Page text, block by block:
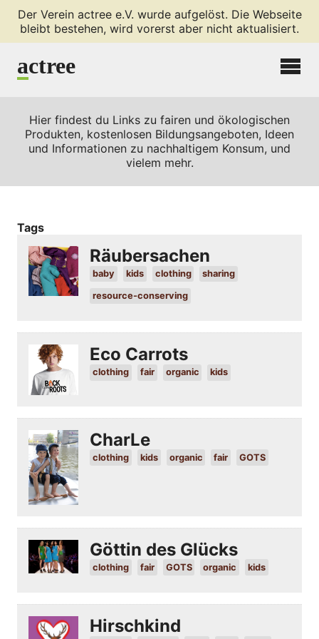
Der Verein actree e.V. wurde aufgelöst. Die Webseite
bleibt bestehen, wird vorerst aber nicht aktualisiert.
actree
Hier findest du Links zu fairen und ökologischen
Produkten, kostenlosen Bildungsangeboten, Ideen
und Informationen zu nachhaltigem Konsum, und
vielem mehr.
Tags
Räubersachen
baby kids clothing sharing
resource-conserving
Eco Carrots
clothing fair organic kids
CharLe
clothing kids organic fair GOTS
Göttin des Glücks
clothing fair GOTS organic kids
Hirschkind